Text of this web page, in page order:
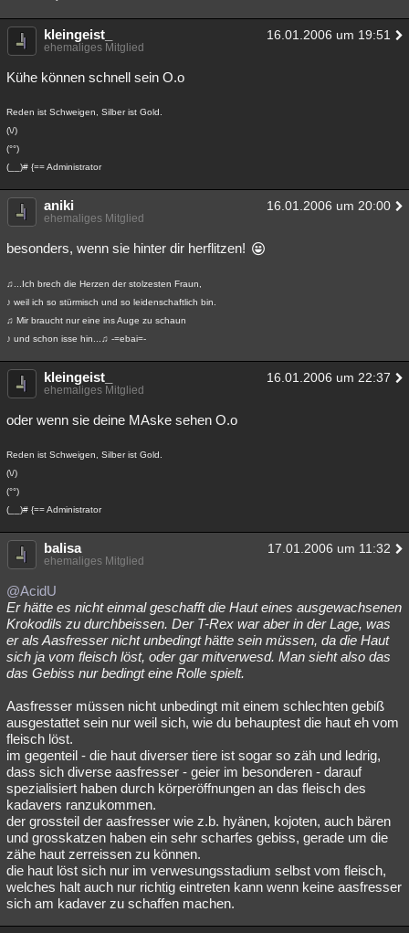
kleingeist_ 16.01.2006 um 19:51
ehemaliges Mitglied
Kühe können schnell sein O.o
Reden ist Schweigen, Silber ist Gold.
(\/)
(°°)
(__)# {== Administrator
aniki 16.01.2006 um 20:00
ehemaliges Mitglied
besonders, wenn sie hinter dir herflitzen!
♫...Ich brech die Herzen der stolzesten Fraun,
♪ weil ich so stürmisch und so leidenschaftlich bin.
♫ Mir braucht nur eine ins Auge zu schaun
♪ und schon isse hin...♫ -=ebai=-
kleingeist_ 16.01.2006 um 22:37
ehemaliges Mitglied
oder wenn sie deine MAske sehen O.o
Reden ist Schweigen, Silber ist Gold.
(\/)
(°°)
(__)# {== Administrator
balisa 17.01.2006 um 11:32
ehemaliges Mitglied
@AcidU
Er hätte es nicht einmal geschafft die Haut eines ausgewachsenen
Krokodils zu durchbeissen. Der T-Rex war aber in der Lage, was
er als Aasfresser nicht unbedingt hätte sein müssen, da die Haut
sich ja vom fleisch löst, oder gar mitverwesd. Man sieht also das
das Gebiss nur bedingt eine Rolle spielt.
Aasfresser müssen nicht unbedingt mit einem schlechten gebiß
ausgestattet sein nur weil sich, wie du behauptest die haut eh vom
fleisch löst.
im gegenteil - die haut diverser tiere ist sogar so zäh und ledrig,
dass sich diverse aasfresser - geier im besonderen - darauf
spezialisiert haben durch körperöffnungen an das fleisch des
kadavers ranzukommen.
der grossteil der aasfresser wie z.b. hyänen, kojoten, auch bären
und grosskatzen haben ein sehr scharfes gebiss, gerade um die
zähe haut zerreissen zu können.
die haut löst sich nur im verwesungsstadium selbst vom fleisch,
welches halt auch nur richtig eintreten kann wenn keine aasfresser
sich am kadaver zu schaffen machen.